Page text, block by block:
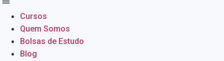
Cursos
Quem Somos
Bolsas de Estudo
Blog